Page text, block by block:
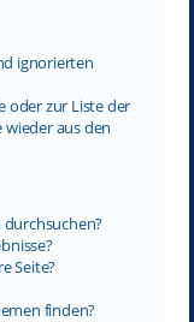
ignorierten
oder zur Liste der
aus den
Seite?
finden?